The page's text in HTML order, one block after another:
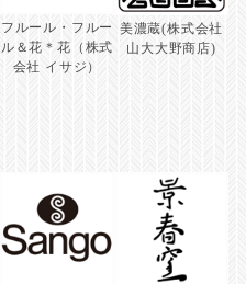
フルール・フルー
ル＆花＊花（株式
会社 イサジ）
美濃蔵(株式会社
山大大野商店)